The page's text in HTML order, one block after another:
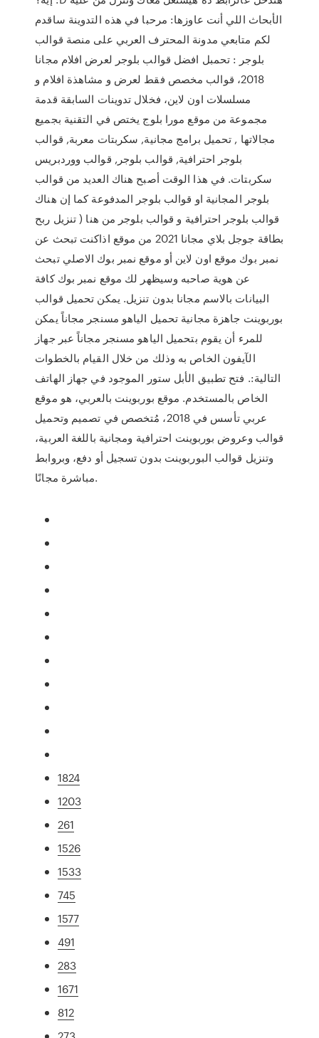
الأبحاث اللي أنت عاوزها: مرحبا في هذه التدوينة ساقدم
لكم متابعي مدونة المحترف العربي على منصة قوالب
بلوجر : تحمبل افضل قوالب بلوجر لعرض افلام مجانا
2018، قوالب مخصص فقط لعرض و مشاهذة افلام و
مسلسلات اون لاين، فخلال تدوينات السابقة قدمة
مجموعة من موقع مورا بلوج يختص في التقنية بجميع
مجالاتها , تحميل برامج مجانية, سكربتات معربة, قوالب
بلوجر احترافية, قوالب بلوجر, قوالب ووردبريس
سكربتات. في هذا الوقت أصبح هناك العديد من قوالب
بلوجر المجانية او قوالب بلوجر المدفوعة كما إن هناك
قوالب بلوجر احترافية و قوالب بلوجر من هنا ( تنزيل ربح
بطاقة جوجل بلاي مجانا 2021 من موقع اذاكنت تبحث عن
نمبر بوك موقع اون لاين أو موقع نمبر بوك الاصلي تبحث
عن هوية صاحبه وسيظهر لك موقع نمبر بوك كافة
البيانات بالاسم مجانا بدون تنزيل. يمكن تحميل قوالب
بوربوينت جاهزة مجانية تحميل الياهو مسنجر مجاناً يمكن
للمرء أن يقوم بتحميل الياهو مسنجر مجاناً عبر جهاز
الآيفون الخاص به وذلك من خلال القيام بالخطوات
التالية:. فتح تطبيق الأبل ستور الموجود في جهاز الهاتف
الخاص بالمستخدم. موقع بوربوينت بالعربي، هو موقع
عربي تأسس في 2018، مُتخصص في تصميم وتحميل
قوالب وعروض بوربوينت احترافية ومجانية باللغة العربية،
وتنزيل قوالب البوربوينت بدون تسجيل أو دفع، وبروابط
مباشرة مجانًا.
1824
1203
261
1526
1533
745
1577
491
283
1671
812